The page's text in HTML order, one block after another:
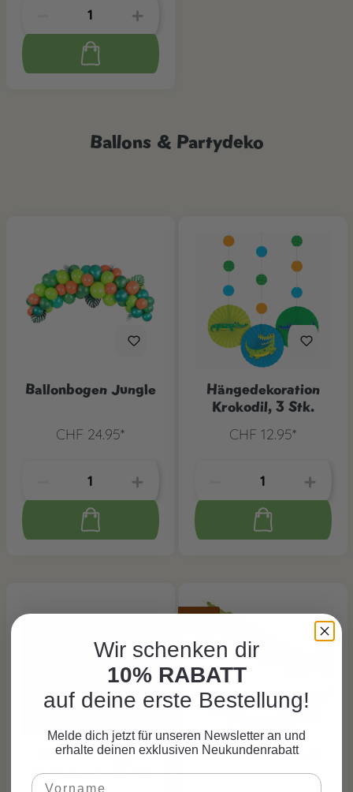
Ballons & Partydeko
Ballonbogen Jungle
CHF 24.95*
Hängedekoration
Krokodil, 3 Stk.
CHF 12.95*
Girlande Happy
Birthday Krokodil
Tipp
Girlande Krokodil
Wir schenken dir
10% RABATT
auf deine erste Bestellung!
Melde dich jetzt für unseren Newsletter an und
erhalte deinen exklusiven Neukundenrabatt